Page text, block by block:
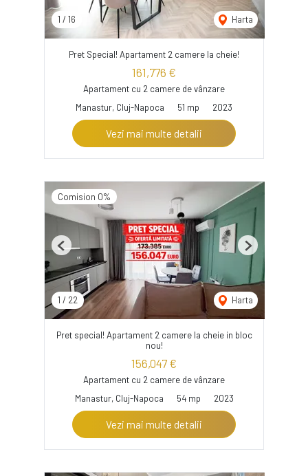
1 / 16 Harta
Pret Special! Apartament 2 camere la cheie!
161,776 €
Apartament cu 2 camere de vânzare
Manastur, Cluj-Napoca
51 mp 2023
Vezi mai multe detalii
Comision 0%
1 / 22 Harta
Previous Next
Pret special! Apartament 2 camere la cheie in bloc
nou!
156,047 €
Apartament cu 2 camere de vânzare
Manastur, Cluj-Napoca
54 mp 2023
Vezi mai multe detalii